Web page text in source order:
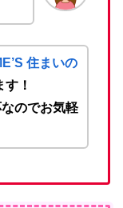
住まいの
！
のでお気軽